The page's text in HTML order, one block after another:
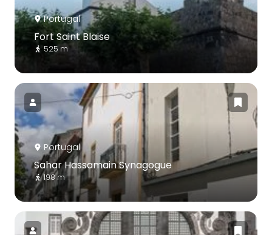
Portugal
Fort Saint Blaise
525 m
Portugal
Sahar Hassamain Synagogue
198 m